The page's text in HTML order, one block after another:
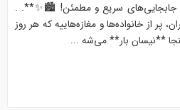
جابجایی‌های سریع و مطمئن! 🏙️✨**. .
پر از خانواده‌ها و مغازه‌هاییه که هر روز
**نیسان بار** می‌شه ...